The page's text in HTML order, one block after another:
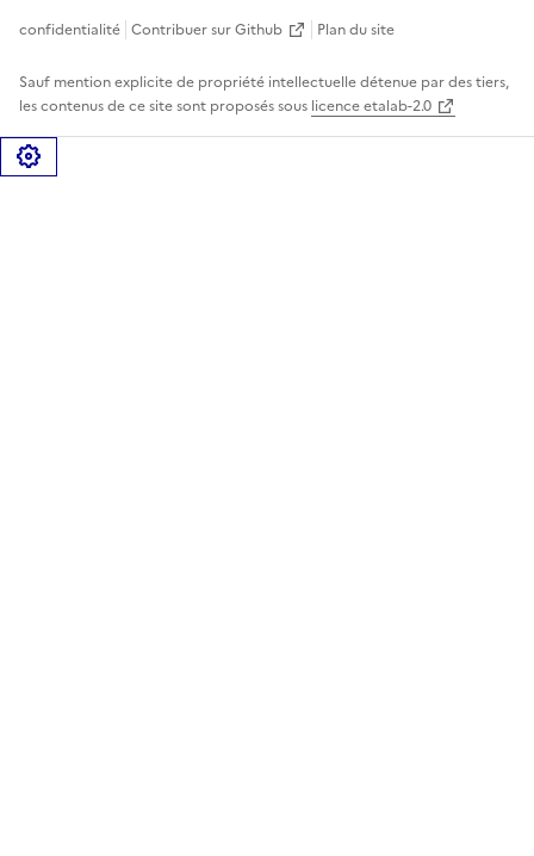
confidentialité Contribuer sur Github Plan du site
Sauf mention explicite de propriété intellectuelle détenue par des tiers,
les contenus de ce site sont proposés sous licence etalab-2.0
Gérer les cookies